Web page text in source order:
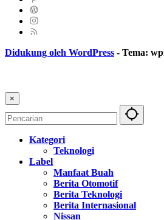
Didukung oleh WordPress - Tema:
×
Kategori
Teknologi
Label
Manfaat Buah
Berita Otomotif
Berita Teknologi
Berita Internasional
Nissan